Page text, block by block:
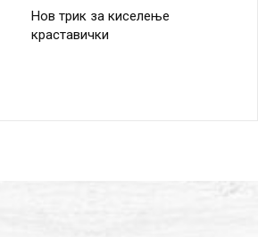
Нов трик за киселење
краставички